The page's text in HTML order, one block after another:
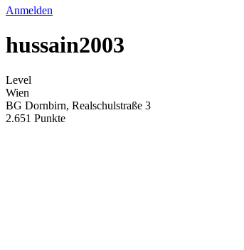
Anmelden
hussain2003
Level
Wien
BG Dornbirn, Realschulstraße 3
2.651 Punkte